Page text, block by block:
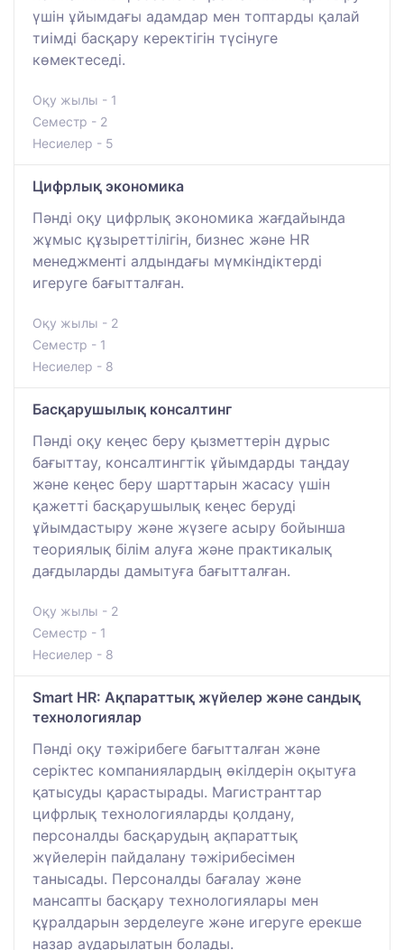
үшін ұйымдағы адамдар мен топтарды қалай
тиімді басқару керектігін түсінуге
көмектеседі.
Оқу жылы - 1
Семестр - 2
Несиелер - 5
Цифрлық экономика
Пәнді оқу цифрлық экономика жағдайында
жұмыс құзыреттілігін, бизнес және HR
менеджменті алдындағы мүмкіндіктерді
игеруге бағытталған.
Оқу жылы - 2
Семестр - 1
Несиелер - 8
Басқарушылық консалтинг
Пәнді оқу кеңес беру қызметтерін дұрыс
бағыттау, консалтингтік ұйымдарды таңдау
және кеңес беру шарттарын жасасу үшін
қажетті басқарушылық кеңес беруді
ұйымдастыру және жүзеге асыру бойынша
теориялық білім алуға және практикалық
дағдыларды дамытуға бағытталған.
Оқу жылы - 2
Семестр - 1
Несиелер - 8
Smart HR: Ақпараттық жүйелер және сандық
технологиялар
Пәнді оқу тәжірибеге бағытталған және
серіктес компаниялардың өкілдерін оқытуға
қатысуды қарастырады. Магистранттар
цифрлық технологияларды қолдану,
персоналды басқарудың ақпараттық
жүйелерін пайдалану тәжірибесімен
танысады. Персоналды бағалау және
мансапты басқару технологиялары мен
құралдарын зерделеуге және игеруге ерекше
назар аударылатын болады.